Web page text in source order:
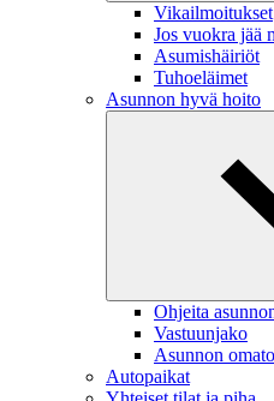
Vikailmoitukset
Jos vuokra jää
Asumishäiriöt
Tuhoeläimet
Asunnon hyvä hoito
Ohjeita
Vastuunjako
Asunnon
Autopaikat